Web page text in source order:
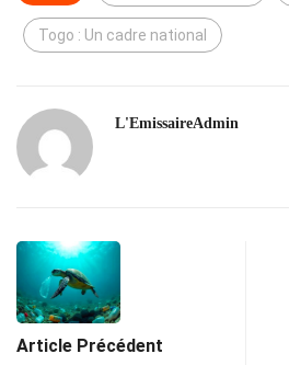
Togo : Un cadre national
L'EmissaireAdmin
Article Précédent